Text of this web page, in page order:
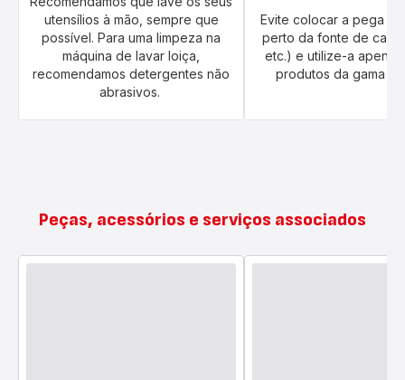
utensílios à mão, sempre que
possível. Para uma limpeza na
máquina de lavar loiça,
recomendamos detergentes não
abrasivos.
Evite colocar a pega
perto da fonte de calor
etc.) e utilize-a
produtos da gama
Peças, acessórios e serviços associados